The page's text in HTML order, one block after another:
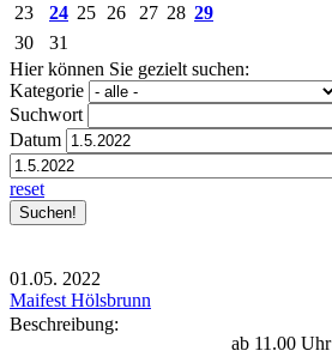
23
24 25 26 27 28 29
30
31
Hier können Sie gezielt suchen:
Kategorie
Suchwort
Datum
reset
01.05. 2022
Maifest Hölsbrunn
Beschreibung:
ab 11.00 Uhr